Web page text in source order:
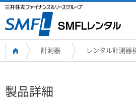
計測器 レンタル計測器
製品詳細